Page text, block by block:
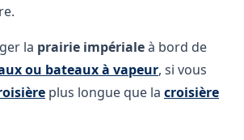
la prairie impérialeà bord de
ou bateaux à vapeur, si vous
plus longue que la croisière